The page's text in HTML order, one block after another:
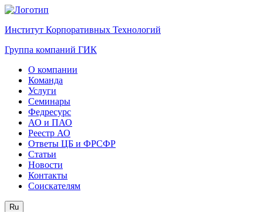
Институт Корпоративных Технологий
Группа компаний ГИК
О компании
Команда
Услуги
Семинары
Федресурс
АО и ПАО
Реестр АО
Ответы ЦБ и ФРСФР
Статьи
Новости
Контакты
Соискателям
Ru